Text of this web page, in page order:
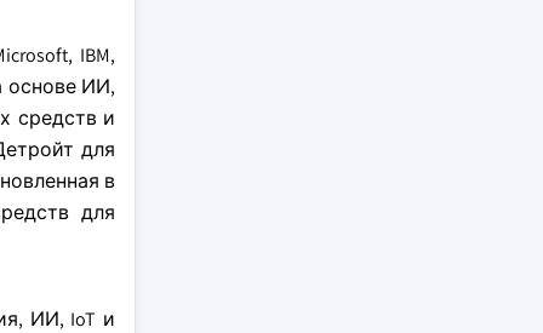
IBM,
основе ИИ,
средств и
для
в
для
ИИ, IoT и